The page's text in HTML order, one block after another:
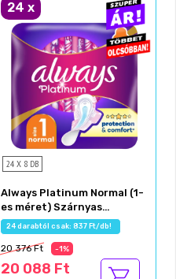
24 x
24 X 8 DB
Always Platinum Normal (1-
es méret) Szárnyas
Egészségügyi Betét, 8 db
24 darabtól csak: 837 Ft/db!
20 376 Ft -1%
20 088 Ft